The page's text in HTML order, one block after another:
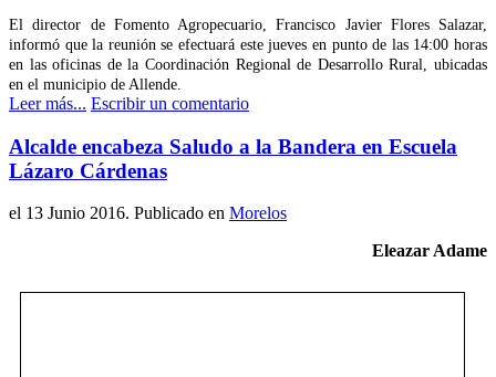
El director de Fomento Agropecuario, Francisco Javier Flores Salazar,
informó que la reunión se efectuará este jueves en punto de las 14:00 horas
en las oficinas de la Coordinación Regional de Desarrollo Rural, ubicadas
en el municipio de Allende.
Leer más... Escribir un comentario
Alcalde encabeza Saludo a la Bandera en Escuela
Lázaro Cárdenas
el 13 Junio 2016. Publicado en Morelos
Eleazar Adame